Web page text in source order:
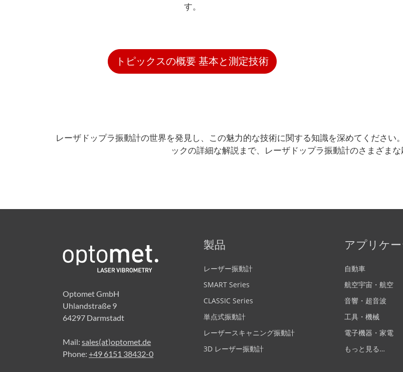
す。
トピックスの概要 基本と測定技術
レーザドップラ振動計の世界を発見し、この魅力的な技術に関する知識を深めてくださ
ックの詳細な解説まで、レーザドップラ振動計のさまざまな
Optomet GmbH
Uhlandstraße 9
64297 Darmstadt
Mail: sales(at)optomet.de
Phone: +49 6151 38432-0
製品
レーザー振動計
SMART Series
CLASSIC Series
単点式振動計
レーザースキャニング振動計
3D レーザー振動計
アプリケ
自動車
航空宇宙・航空
音響・超音波
工具・機械
電子機器・家電
もっと見る…